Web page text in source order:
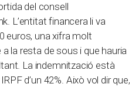
del consell
L’entitat financera li va
euros, una xifra molt
la resta de sous i que hauria
La indemnització està
d’un 42%. Això vol dir que,